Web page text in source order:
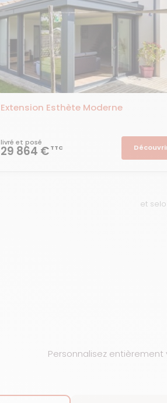
Extension Esthète Moderne
livré et posé
29 864 €TTC
et
Personnalisez